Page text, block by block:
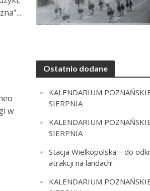
w
Ostatnio dodane
KALENDARIUM
SIERPNIA
KALENDARIUM
SIERPNIA
Stacja Wielkopolska – do
atrakcji na landach!
KALENDARIUM